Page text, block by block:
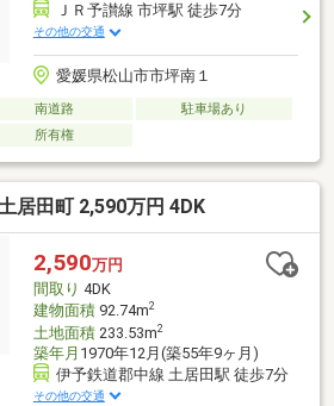
ＪＲ予讃線 市坪駅 徒歩7分
その他の交通
愛媛県松山市市坪南１
南道路
駐車場あり
所有権
居田町 2,590万円 4DK
2,590万円
間取り 4DK
建物面積92.74m2
土地面積233.53m2
築年月 1970年12月(築55年9ヶ月)
伊予鉄道郡中線 土居田駅 徒歩7分
その他の交通